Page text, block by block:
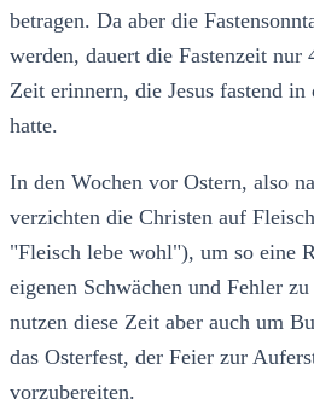
betragen. Da aber die
werden, dauert die Fastenzeit nur
Zeit erinnern, die Jesus fastend
hatte.
In den Wochen vor Ostern, also
verzichten die Christen auf
"Fleisch lebe wohl"), um so eine
eigenen Schwächen und Fehler
nutzen diese Zeit aber auch um
das Osterfest, der Feier zur
vorzubereiten.